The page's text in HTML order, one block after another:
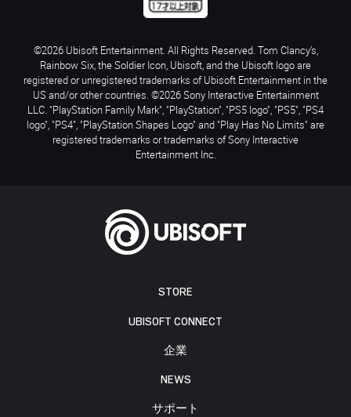
STORE
UBISOFT CONNECT
企業
NEWS
サポート
©2026 Ubisoft Entertainment. All Rights Reserved. Tom Clancy’s,
Rainbow Six, the Soldier Icon, Ubisoft, and the Ubisoft logo are
registered or unregistered trademarks of Ubisoft Entertainment in the
US and/or other countries. ©2026 Sony Interactive Entertainment
LLC. "PlayStation Family Mark", "PlayStation", "PS5 logo", "PS5", "PS4
logo", "PS4", "PlayStation Shapes Logo" and "Play Has No Limits" are
registered trademarks or trademarks of Sony Interactive
Entertainment Inc.